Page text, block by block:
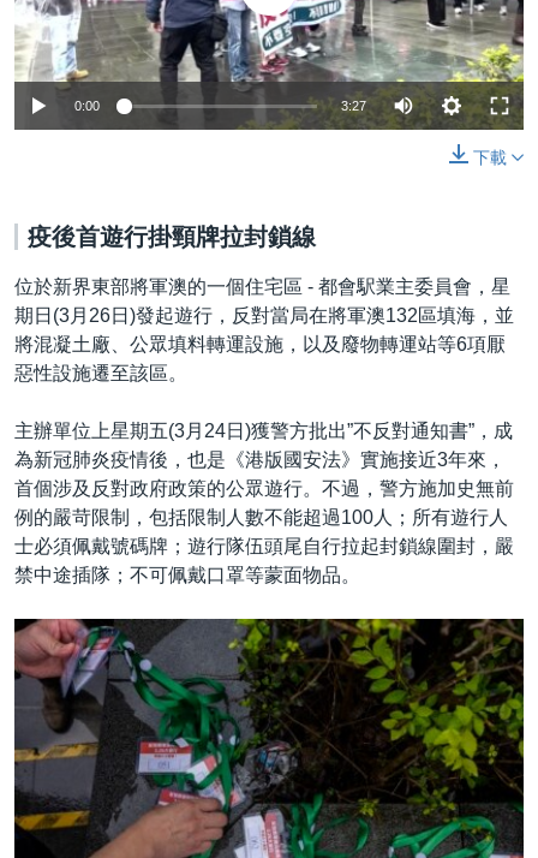
0:00 3:27
下載
疫後首遊行掛頸牌拉封鎖線
位於新界東部將軍澳的一個住宅區 - 都會駅業主委員會，星
期日(3月26日)發起遊行，反對當局在將軍澳132區填海，並
將混凝土廠、公眾填料轉運設施，以及廢物轉運站等6項厭
惡性設施遷至該區。
主辦單位上星期五(3月24日)獲警方批出”不反對通知書”，成
為新冠肺炎疫情後，也是《港版國安法》實施接近3年來，
首個涉及反對政府政策的公眾遊行。不過，警方施加史無前
例的嚴苛限制，包括限制人數不能超過100人；所有遊行人
士必須佩戴號碼牌；遊行隊伍頭尾自行拉起封鎖線圍封，嚴
禁中途插隊；不可佩戴口罩等蒙面物品。